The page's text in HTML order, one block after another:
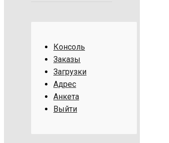
Консоль
Заказы
Загрузки
Адрес
Анкета
Выйти